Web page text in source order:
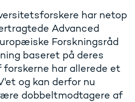
har netop
Advanced
Forskningsråd
baseret på deres
forskerne har allerede et
og kan derfor nu
dobbeltmodtagere af